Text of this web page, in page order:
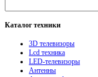
Каталогтехники
3D телевизоры
Lcd техника
LED-телевизоры
Антенны